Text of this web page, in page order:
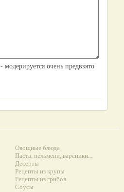
- модерируется очень предвзято
Овощные блюда
Паста, пельмени, вареники...
Десерты
Рецепты из крупы
Рецепты из грибов
Соусы